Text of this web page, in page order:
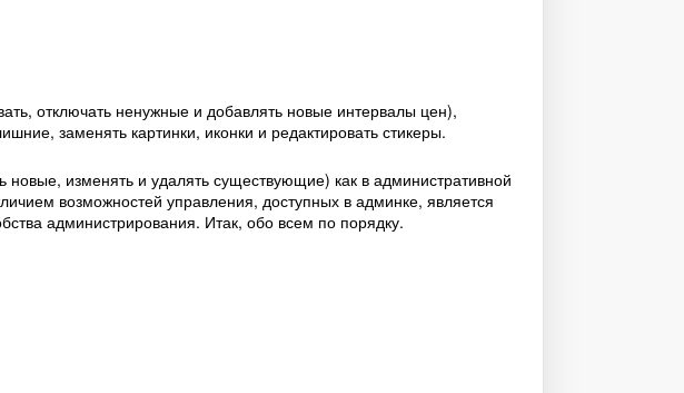
отключать ненужные и добавлять новые интервалы цен),
заменять картинки, иконки и редактировать стикеры.
изменять и удалять существующие) как в административной
возможностей управления, доступных в админке, является
администрирования. Итак, обо всем по порядку.